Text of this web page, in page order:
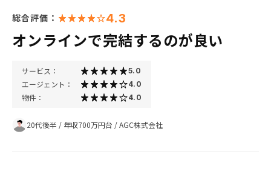
総合評価： 4.3
オンラインで完結するのが良い
サービス： 5.0
エージェント： 4.0
物件： 4.0
20代後半 / 年収700万円台 /AGC株式会社